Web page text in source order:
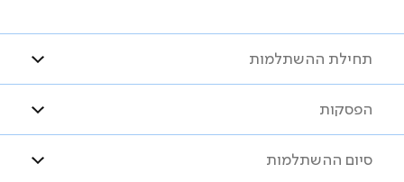
תחילת ההשתלמות
הפסקות
סיום ההשתלמות